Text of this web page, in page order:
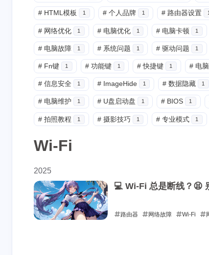
# HTML模板 1 # 个人品牌 1 # 路由器设置
# 网络优化 1 # 电脑优化 1 # 电脑卡顿 1
# 电脑故障 1 # 系统问题 1 # 驱动问题 1
# Fn键 1 # 功能键 1 # 快捷键 1 # 电
# 信息安全 1 # ImageHide 1 # 数据隐藏 1
# 电脑维护 1 # U盘启动盘 1 # BIOS 1
# 拍照教程 1 # 摄影技巧 1 # 专业模式 1
Wi-Fi
2025
💻 Wi-Fi 总是断线？😫
路由器 网络故障 Wi-Fi